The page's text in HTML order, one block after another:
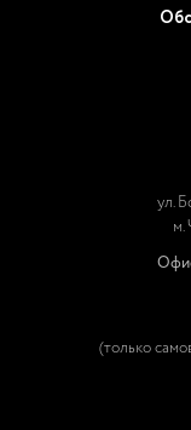
ул.
м.
(только